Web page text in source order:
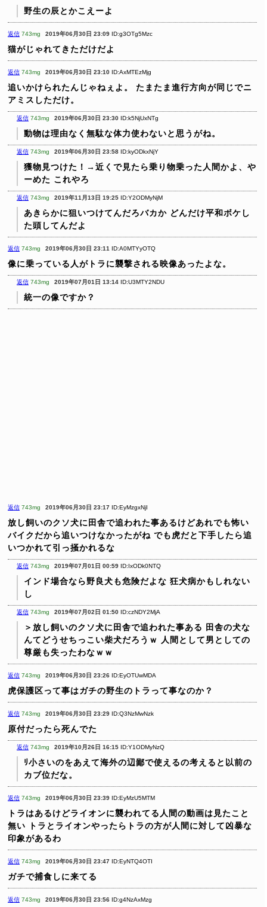
野生の辰とかこえーよ
返信 743mg 2019年06月30日 23:09 ID:g3OTg5Mzc
猫がじゃれてきただけだよ
返信 743mg 2019年06月30日 23:10 ID:AxMTEzMjg
追いかけられたんじゃねぇよ。
たまたま進行方向が同じでニ
アミスしただけ。
返信 743mg 2019年06月30日 23:30 ID:k5NjUxNTg
動物は理由なく無駄な体力使わないと思うがね。
返信 743mg 2019年06月30日 23:58 ID:kyODkxNjY
獲物見つけた！→近くで見たら乗り物乗った人間かよ、や
ーめた これやろ
返信 743mg 2019年11月13日 19:25 ID:Y2ODMyNjM
あきらかに狙いつけてんだろバカか どんだけ平和ボケし
た頭してんだよ
返信 743mg 2019年06月30日 23:11 ID:A0MTYyOTQ
像に乗っている人がトラに襲撃される映像あったよな。
返信 743mg 2019年07月01日 13:14 ID:U3MTY2NDU
統一の像ですか？
返信 743mg 2019年06月30日 23:17 ID:EyMzgxNjI
放し飼いのクソ犬に田舎で追われた事あるけどあれでも怖い
バイクだから追いつけなかったがね でも虎だと下手したら追
いつかれて引っ掻かれるな
返信 743mg 2019年07月01日 00:59 ID:IxODk0NTQ
インド場合なら野良犬も危険だよな 狂犬病かもしれない
し
返信 743mg 2019年07月02日 01:50 ID:czNDY2MjA
＞放し飼いのクソ犬に田舎で追われた事ある 田舎の犬な
んてどうせちっこい柴犬だろうｗ
人間として男としての
尊厳も失ったわなｗｗ
返信 743mg 2019年06月30日 23:26 ID:EyOTUwMDA
虎保護区って事はガチの野生のトラって事なのか？
返信 743mg 2019年06月30日 23:29 ID:Q3NzMwNzk
原付だったら死んでた
返信 743mg 2019年10月26日 16:15 ID:Y1ODMyNzQ
ﾘ小さいのをあえて海外の辺鄙で使えるの考えると以前の
カブ位だな。
返信 743mg 2019年06月30日 23:39 ID:EyMzU5MTM
トラはあるけどライオンに襲われてる人間の動画は見たこと
無い トラとライオンやったらトラの方が人間に対して凶暴な
印象があるわ
返信 743mg 2019年06月30日 23:47 ID:EyNTQ4OTI
ガチで捕食しに来てる
返信 743mg 2019年06月30日 23:56 ID:g4NzAxMzg